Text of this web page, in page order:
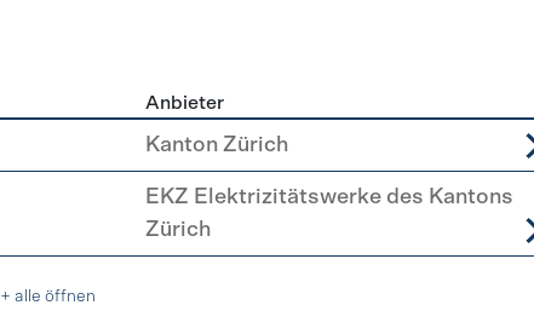
Anbieter
Kanton Zürich
EKZ Elektrizitätswerke des Kantons
Zürich
+ alle öffnen